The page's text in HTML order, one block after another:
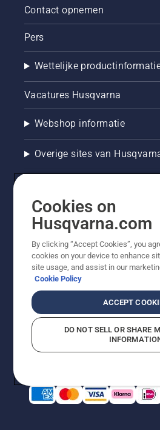
Contact opnemen
Pers
Wettelijke
Vacatures Husqvarna
Webshop informatie
Overige sites van
© Husqvarna AB (publ). Alle
getoonde prijzen zijn
vermelde prijzen zijn
tenzij het product beschikbaar is
Cookiebeleid
BedrijfsgegevensReport
Cookies on
Husqvarna.com
By clicking “Accept Cookies”, you
cookies on your device to enhance
site usage, and assist in our
Cookie Policy
ACCEPT
DO NOT SELL OR SHARE